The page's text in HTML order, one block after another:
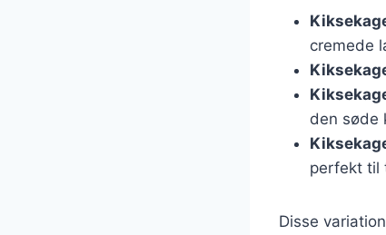
cremede
den søde
perfekt til
Disse